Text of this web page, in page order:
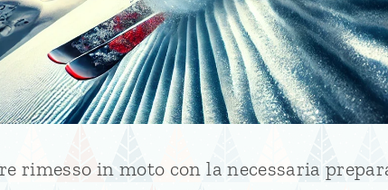
rimesso in moto con la necessaria